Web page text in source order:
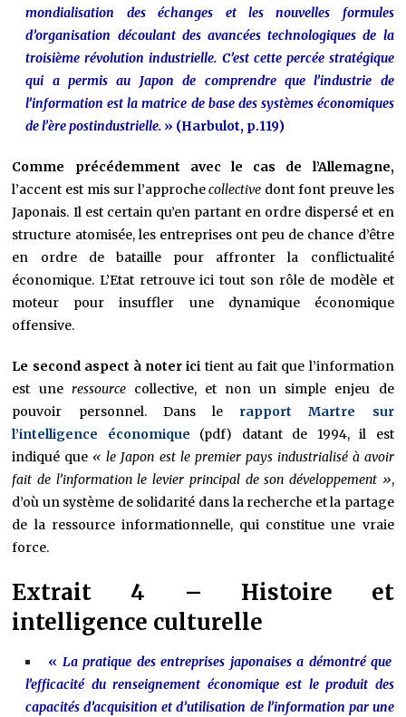
mondialisation des échanges et les nouvelles formules
d’organisation découlant des avancées technologiques de la
troisième révolution industrielle. C’est cette percée stratégique
qui a permis au Japon de comprendre que l’industrie de
l’information est la matrice de base des systèmes économiques
de l’ère postindustrielle. » (Harbulot, p.119)
Comme précédemment avec le cas de l’Allemagne,
l’accent est mis sur l’approchecollective dont font preuve les
Japonais. Il est certain qu’en partant en ordre dispersé et en
structure atomisée, les entreprises ont peu de chance d’être
en ordre de bataille pour affronter la conflictualité
économique. L’Etat retrouve ici tout son rôle de modèle et
moteur pour insuffler une dynamique économique
offensive.
Le second aspect à noter ici tient au fait que l’information
est une ressourcecollective, et non un simple enjeu de
pouvoir personnel. Dans le rapport Martre sur
l’intelligence économique (pdf) datant de 1994, il est
indiqué que « le Japon est le premier pays industrialisé à avoir
fait de l’information le levier principal de son développement »,
d’où un système de solidarité dans la recherche et la partage
de la ressource informationnelle, qui constitue une vraie
force.
Extrait 4 – Histoire et
intelligence culturelle
« La pratique des entreprises japonaises a démontré que
l’efficacité du renseignement économique est le produit des
capacités d’acquisition et d’utilisation de l’information par une